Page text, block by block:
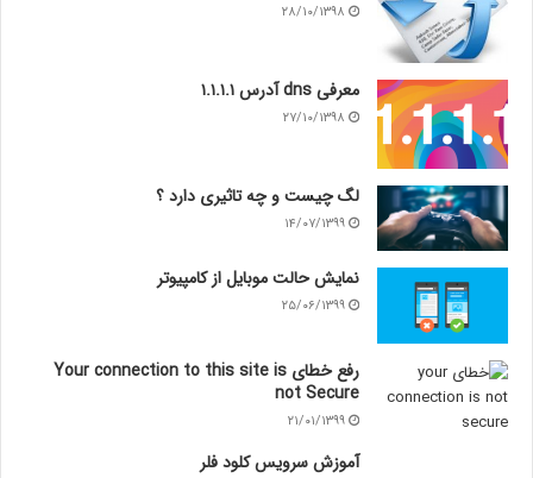
۲۸/۱۰/۱۳۹۸
معرفی dns آدرس ۱.۱.۱.۱
۲۷/۱۰/۱۳۹۸
لگ چیست و چه تاثیری دارد ؟
۱۴/۰۷/۱۳۹۹
نمایش حالت موبایل از کامپیوتر
۲۵/۰۶/۱۳۹۹
رفع خطای Your connection to this site is
not Secure
۲۱/۰۱/۱۳۹۹
آموزش سرویس کلود فلر